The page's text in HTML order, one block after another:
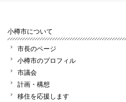
小樽市について
市長のページ
小樽市のプロフィル
市議会
計画・構想
移住を応援します